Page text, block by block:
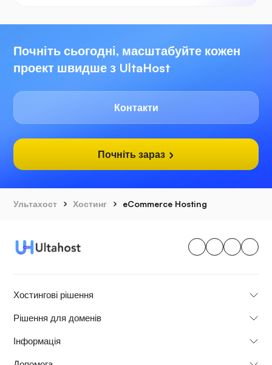
Почніть сьогодні, масштабуйте кожен
проект швидше з UltaHost
Контакти
Почніть зараз
Ультахост Хостинг eCommerce Hosting
Хостингові рішення
Рішення для доменів
Інформація